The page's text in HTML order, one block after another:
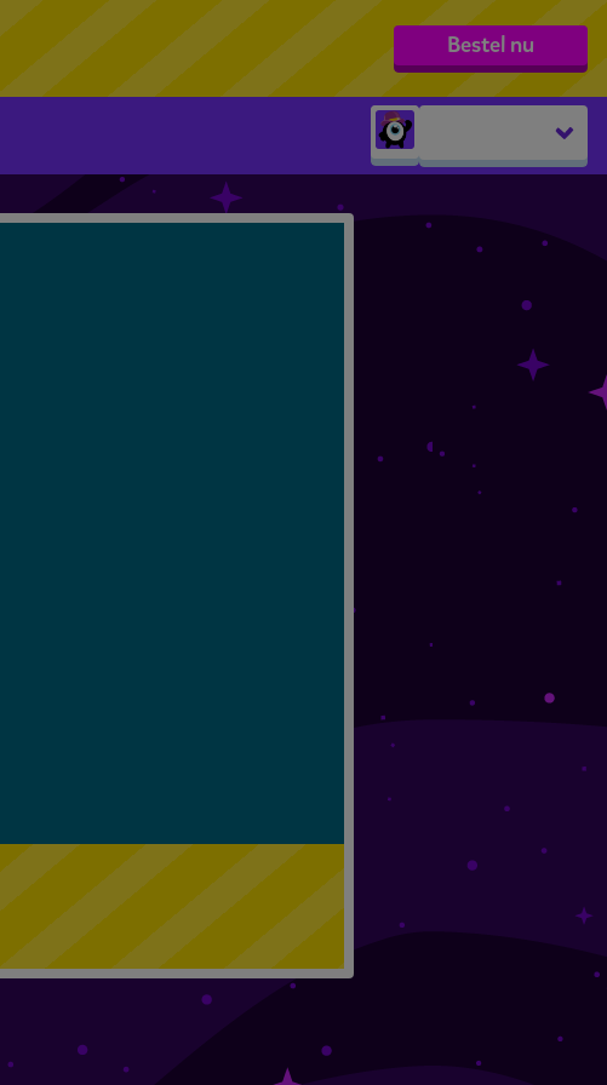
Bestel nu
groep 1
groep 4
groep 5